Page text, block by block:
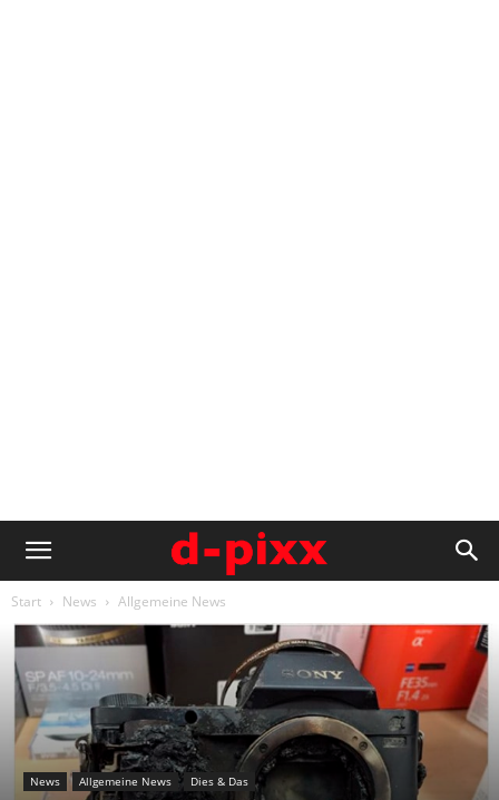
Start News Allgemeine News
News Allgemeine News Dies & Das